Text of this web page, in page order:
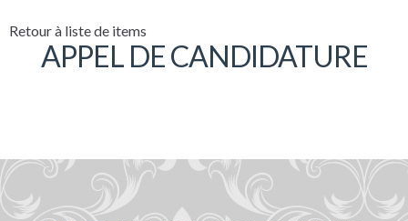
Retour à liste de items
APPEL DE CANDIDATURE